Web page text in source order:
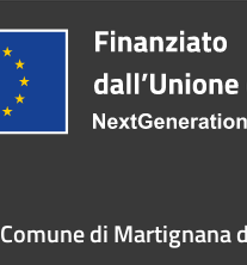
Comune di Martignana